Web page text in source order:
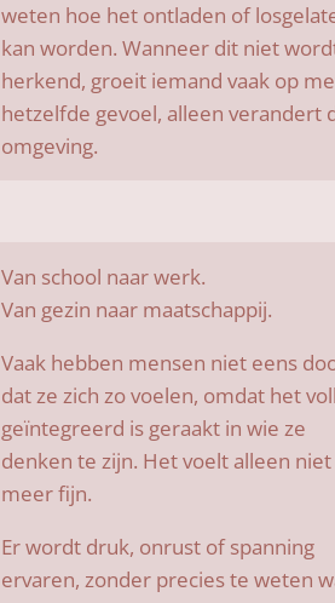
weten hoe het ontladen of
kan worden. Wanneer dit niet
herkend, groeit iemand vaak op
hetzelfde gevoel, alleen verandert
omgeving.
Van school naar werk.
Van gezin naar maatschappij.
Vaak hebben mensen niet eens
dat ze zich zo voelen, omdat het
geïntegreerd is geraakt in wie ze
denken te zijn. Het voelt alleen niet
meer fijn.
Er wordt druk, onrust of spanning
ervaren, zonder precies te weten